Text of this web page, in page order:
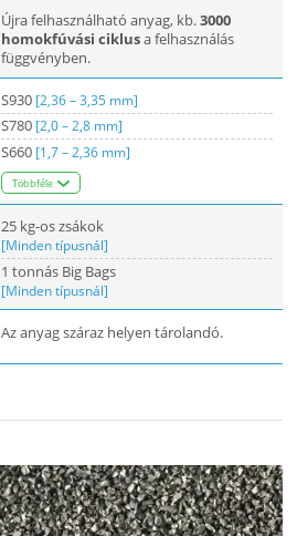
Újra felhasználható anyag, kb.3000
homokfúvási ciklusa felhasználás
függvényben.
S930 [2,36 – 3,35 mm]
S780 [2,0 – 2,8 mm]
S660 [1,7 – 2,36 mm]
Többféle
25 kg-os zsákok
[Minden típusnál]
1 tonnás Big Bags
[Minden típusnál]
Az anyag száraz helyen tárolandó.